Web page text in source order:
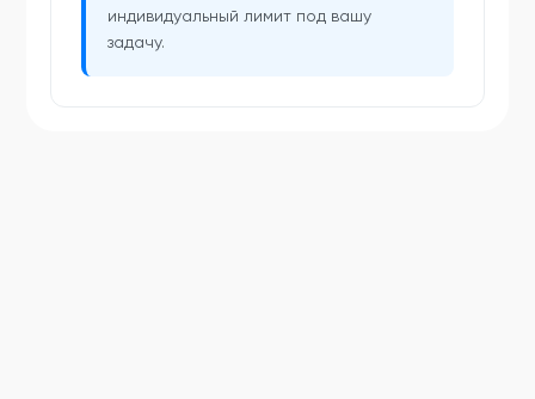
индивидуальный лимит под вашу
задачу.